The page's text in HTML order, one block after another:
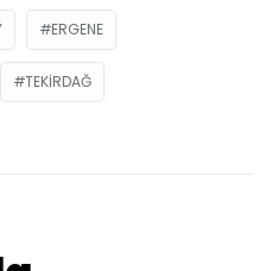
ERGENE
TEKIRDAĞ